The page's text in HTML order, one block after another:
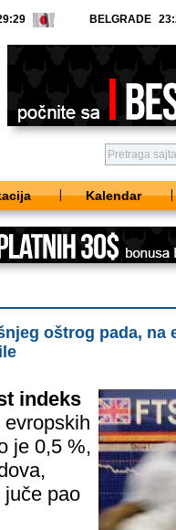
BELGRADE
Kalendar
oštrog pada, na
indeks
je 0,5 %,
juče pao